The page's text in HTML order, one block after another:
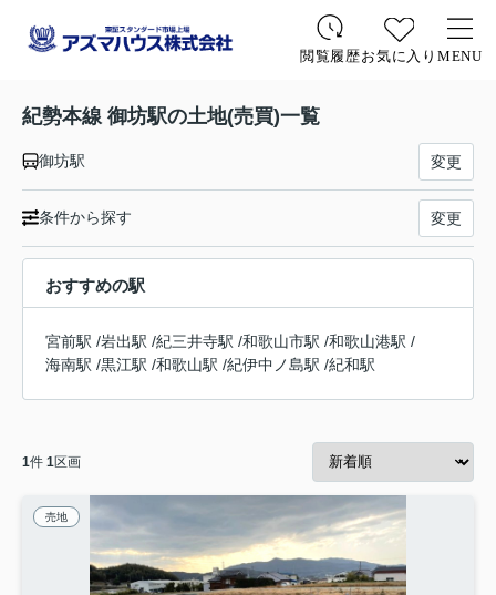
閲覧履歴お気に入り MENU
紀勢本線 御坊駅の土地(売買)一覧
御坊駅 変更
条件から探す 変更
おすすめの駅
宮前駅 /岩出駅 /紀三井寺駅 /和歌山市駅 /和歌山港駅 /
海南駅 /黒江駅 /和歌山駅 /紀伊中ノ島駅 /紀和駅
1件 1区画
売地